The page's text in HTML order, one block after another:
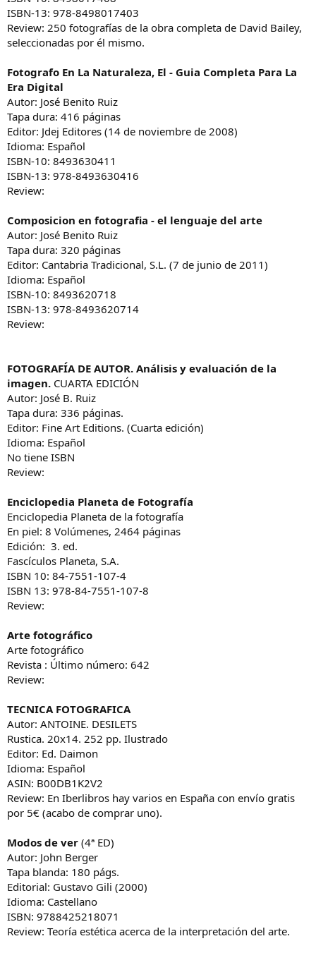
ISBN-13: 978-8498017403
Review: 250 fotografías de la obra completa de David Bailey,
seleccionadas por él mismo.
Fotografo En La Naturaleza, El - Guia Completa Para La
Era Digital
Autor: José Benito Ruiz
Tapa dura: 416 páginas
Editor: Jdej Editores (14 de noviembre de 2008)
Idioma: Español
ISBN-10: 8493630411
ISBN-13: 978-8493630416
Review:
Composicion en fotografia - el lenguaje del arte
Autor: José Benito Ruiz
Tapa dura: 320 páginas
Editor: Cantabria Tradicional, S.L. (7 de junio de 2011)
Idioma: Español
ISBN-10: 8493620718
ISBN-13: 978-8493620714
Review:
FOTOGRAFÍA DE AUTOR. Análisis y evaluación de la
imagen. CUARTA EDICIÓN
Autor: José B. Ruiz
Tapa dura: 336 páginas.
Editor: Fine Art Editions. (Cuarta edición)
Idioma: Español
No tiene ISBN
Review:
Enciclopedia Planeta de Fotografía
Enciclopedia Planeta de la fotografía
En piel: 8 Volúmenes, 2464 páginas
Edición: 3. ed.
Fascículos Planeta, S.A.
ISBN 10: 84-7551-107-4
ISBN 13: 978-84-7551-107-8
Review:
Arte fotográfico
Arte fotográfico
Revista : Último número: 642
Review:
TECNICA FOTOGRAFICA
Autor: ANTOINE. DESILETS
Rustica. 20x14. 252 pp. Ilustrado
Editor: Ed. Daimon
Idioma: Español
ASIN: B00DB1K2V2
Review: En Iberlibros hay varios en España con envío gratis
por 5€ (acabo de comprar uno).
Modos de ver (4ª ED)
Autor: John Berger
Tapa blanda: 180 págs.
Editorial: Gustavo Gili (2000)
Idioma: Castellano
ISBN: 9788425218071
Review: Teoría estética acerca de la interpretación del arte.